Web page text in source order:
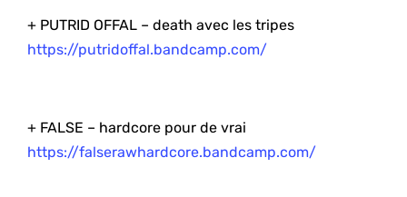
+ PUTRID OFFAL – death avec les tripes
https://putridoffal.bandcamp.com/
+ FALSE – hardcore pour de vrai
https://falserawhardcore.bandcamp.com/